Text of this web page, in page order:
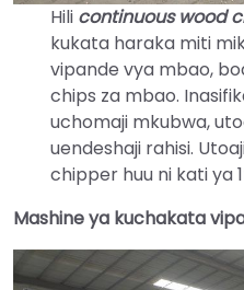
Hili continuous wood
kukata haraka miti
vipande vya mbao,
chips za mbao.
uchomaji mkubwa,
uendeshaji rahisi.
chipper huu ni kati ya
Mashine ya kuchakata